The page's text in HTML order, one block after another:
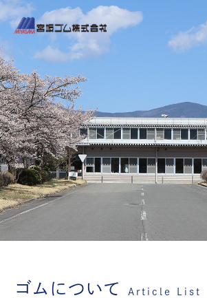
ゴムについて Article List